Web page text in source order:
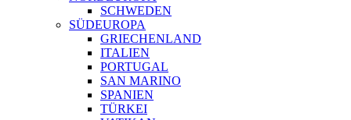
SCHWEDEN
SÜDEUROPA
GRIECHENLAND
ITALIEN
PORTUGAL
SAN MARINO
SPANIEN
TÜRKEI